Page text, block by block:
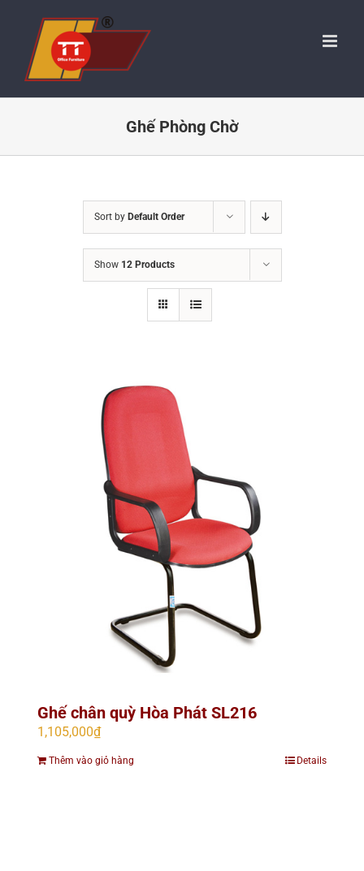
content
Ghế Phòng Chờ
Sort by Default Order
Show 12 Products
Ghế chân quỳ Hòa Phát SL216
1,105,000₫
Thêm vào giỏ hàng Details